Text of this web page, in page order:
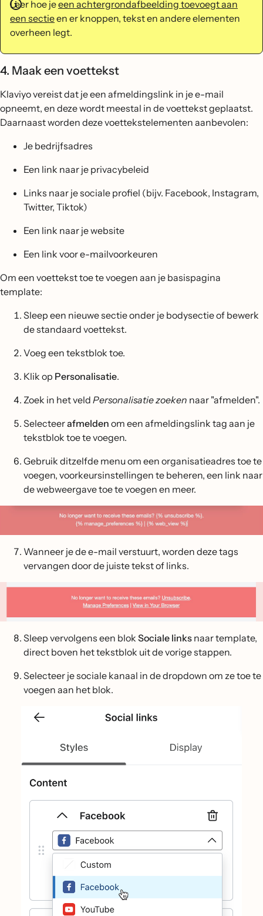
Leer hoe jeeen achtergrondafbeelding toevoegt aan
een sectieen er knoppen, tekst en andere elementen
overheen legt.
4. Maak een voettekst
Klaviyo vereist dat je een afmeldingslink in je e-mail
opneemt, en deze wordt meestal in de voettekst geplaatst.
Daarnaast worden deze voettekstelementen aanbevolen:
Je bedrijfsadres
Een link naar je privacybeleid
Links naar je sociale profiel (bijv. Facebook, Instagram,
Twitter, Tiktok)
Een link naar je website
Een link voor e-mailvoorkeuren
Om een voettekst toe te voegen aan je basispagina
template:
Sleep een nieuwe sectie onder je bodysectie of bewerk
de standaard voettekst.
Voeg een tekstblok toe.
Klik op Personalisatie.
Zoek in het veld Personalisatie zoeken naar "afmelden".
Selecteerafmelden om een afmeldingslink tag aan je
tekstblok toe te voegen.
Gebruik ditzelfde menu om een organisatieadres toe te
voegen, voorkeursinstellingen te beheren, een link naar
de webweergave toe te voegen en meer.
Wanneer je de e-mail verstuurt, worden deze tags
vervangen door de juiste tekst of links.
Sleep vervolgens een blok Sociale links naar template,
direct boven het tekstblok uit de vorige stappen.
Selecteer je sociale kanaal in de dropdown om ze toe te
voegen aan het blok.